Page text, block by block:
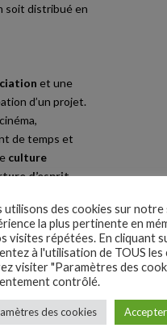
soit distribué en
et une
d’un projet.
de temps et
culture
d’esprit.
pour
afin
» permettent
utilisons des cookies sur
la plus pertinente en
visites répétées. En cliquant
à l'utilisation de TOUS
visiter "Paramètres des
contrôlé.
des cookies